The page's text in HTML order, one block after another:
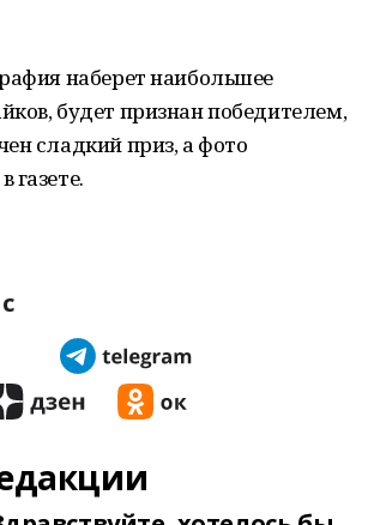
наберет наибольшее
будет признан победителем,
сладкий приз, а фото
газете.